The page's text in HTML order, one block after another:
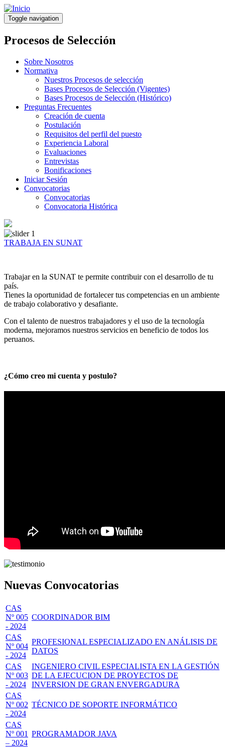
Pasar
al
contenido
principal
Toggle navigation
Procesos de Selección
Sobre Nosotros
Normativa
Nuestros Procesos de selección
Bases Procesos de Selección (Vigentes)
Bases Procesos de Selección (Histórico)
Preguntas Frecuentes
Creación de cuenta
Postulación
Requisitos del perfil del puesto
Experiencia Laboral
Evaluaciones
Entrevistas
Bonificaciones
Iniciar Sesión
Convocatorias
Convocatorias
Convocatoria Histórica
TRABAJA EN SUNAT
Trabajar en la SUNAT te permite contribuir con el desarrollo de tu
país.
Tienes la oportunidad de fortalecer tus competencias en un ambiente
de trabajo colaborativo y desafiante.
Con el talento de nuestros trabajadores y el uso de la tecnología
moderna, mejoramos nuestros servicios en beneficio de todos los
peruanos.
¿Cómo creo mi cuenta y postulo?
Nuevas Convocatorias
CAS
Nº 005
- 2024
COORDINADOR BIM
CAS
Nº 004
- 2024
PROFESIONAL ESPECIALIZADO EN ANÁLISIS DE
DATOS
CAS
Nº 003
- 2024
INGENIERO CIVIL ESPECIALISTA EN LA GESTIÓN
DE LA EJECUCION DE PROYECTOS DE
INVERSION DE GRAN ENVERGADURA
CAS
Nº 002
- 2024
TÉCNICO DE SOPORTE INFORMÁTICO
CAS
Nº 001
– 2024
PROGRAMADOR JAVA